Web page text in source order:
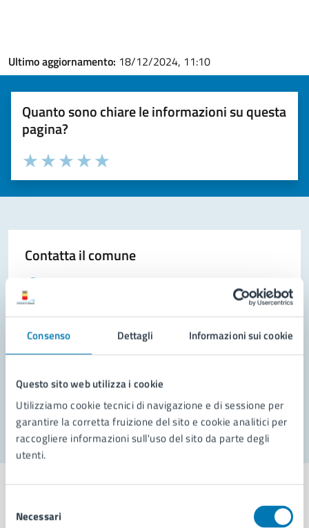
Consenso Dettagli Informazioni sui cookie
Questo sito web utilizza i cookie
Utilizziamo cookie tecnici di navigazione e di sessione per
garantire la corretta fruizione del sito e cookie analitici per
raccogliere informazioni sull'uso del sito da parte degli
utenti.
delNecessari
Ultimo aggiornamento: 18/12/2024, 11:10
Quanto sono chiare le informazioni su questa
pagina?
Valuta la chiarezza delle informazioni (da 1 a 5 stelle)
Seleziona il numero di stelle per valutare la chiarezza delle
Valuta 5 stelle su 5
Valuta 4 stelle su 5
Valuta 3 stelle su 5
Valuta 2 stelle su 5
Valuta 1 stelle su 5
Contatta il comune
Prenota appuntamento
Problemi in città
Segnala disservizio